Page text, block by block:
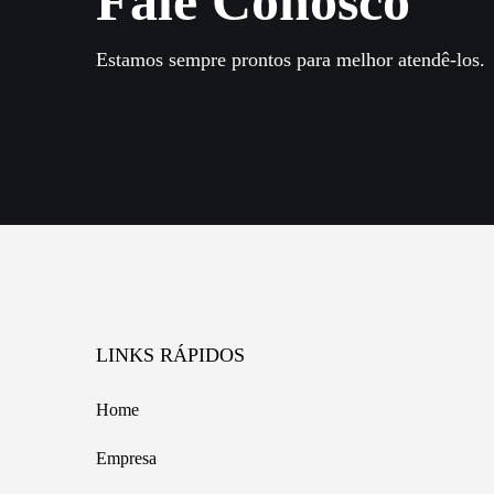
Estamos sempre prontos para melhor atendê-los.
LINKS RÁPIDOS
Home
Empresa